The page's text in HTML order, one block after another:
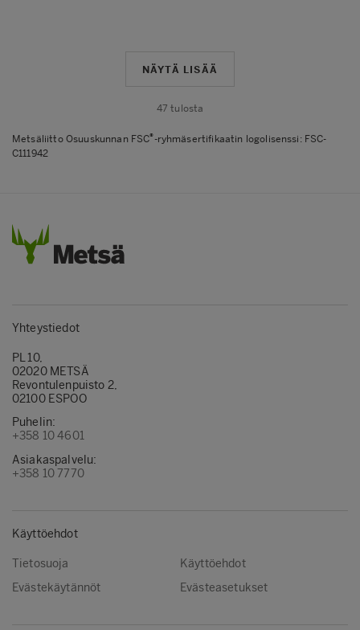
NÄYTÄ LISÄÄ
47 tulosta
Metsäliitto Osuuskunnan FSC®-ryhmäsertifikaatin logolisenssi: FSC-
C111942
Yhteystiedot
PL 10,
02020 METSÄ
Revontulenpuisto 2,
02100 ESPOO
Puhelin:
+358 10 4601
Asiakaspalvelu:
+358 10 7770
Käyttöehdot
Tietosuoja
Käyttöehdot
Evästekäytännöt
Evästeasetukset